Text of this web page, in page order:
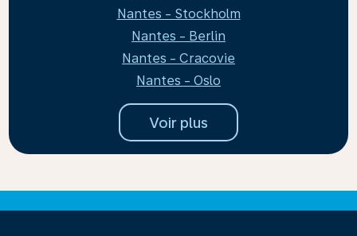
Nantes - Stockholm
Nantes - Berlin
Nantes - Cracovie
Nantes - Oslo
Voir plus